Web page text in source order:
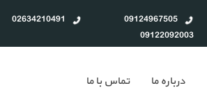
09124967505
09122092003
02634210491
درباره ما تماس با ما